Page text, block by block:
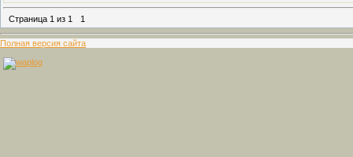
Страница 1 из 1 1
Полная версия сайта